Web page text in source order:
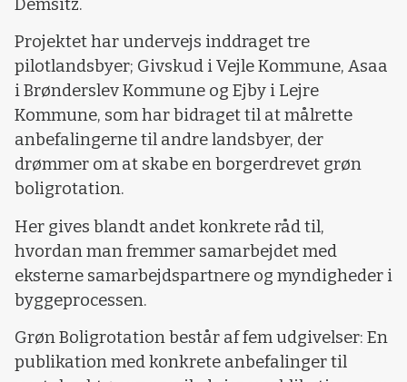
Demsitz.
Projektet har undervejs inddraget tre
pilotlandsbyer; Givskud i Vejle Kommune, Asaa
i Brønderslev Kommune og Ejby i Lejre
Kommune, som har bidraget til at målrette
anbefalingerne til andre landsbyer, der
drømmer om at skabe en borgerdrevet grøn
boligrotation.
Her gives blandt andet konkrete råd til,
hvordan man fremmer samarbejdet med
eksterne samarbejdspartnere og myndigheder i
byggeprocessen.
Grøn Boligrotation består af fem udgivelser: En
publikation med konkrete anbefalinger til